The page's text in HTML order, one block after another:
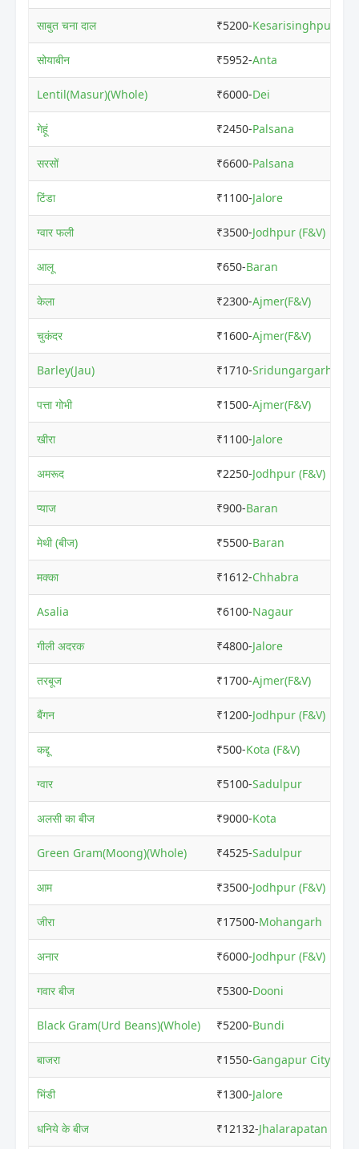
साबुत चना दाल ₹5200-Kesarisinghpur
सोयाबीन ₹5952-Anta
Lentil(Masur)(Whole) ₹6000-Dei
गेहूं ₹2450-Palsana
सरसों ₹6600-Palsana
टिंडा ₹1100-Jalore
ग्वार फली ₹3500-Jodhpur (F&V)
आलू ₹650-Baran
केला ₹2300-Ajmer(F&V)
चुकंदर ₹1600-Ajmer(F&V)
Barley(Jau) ₹1710-Sridungargarh
पत्ता गोभी ₹1500-Ajmer(F&V)
खीरा ₹1100-Jalore
अमरूद ₹2250-Jodhpur (F&V)
प्याज ₹900-Baran
मेथी (बीज) ₹5500-Baran
मक्का ₹1612-Chhabra
Asalia ₹6100-Nagaur
गीली अदरक ₹4800-Jalore
तरबूज ₹1700-Ajmer(F&V)
बैंगन ₹1200-Jodhpur (F&V)
कद्दू ₹500-Kota (F&V)
ग्वार ₹5100-Sadulpur
अलसी का बीज ₹9000-Kota
Green Gram(Moong)(Whole) ₹4525-Sadulpur
आम ₹3500-Jodhpur (F&V)
जीरा ₹17500-Mohangarh
अनार ₹6000-Jodhpur (F&V)
गवार बीज ₹5300-Dooni
Black Gram(Urd Beans)(Whole) ₹5200-Bundi
बाजरा ₹1550-Gangapur City
भिंडी ₹1300-Jalore
धनिये के बीज ₹12132-Jhalarapatan